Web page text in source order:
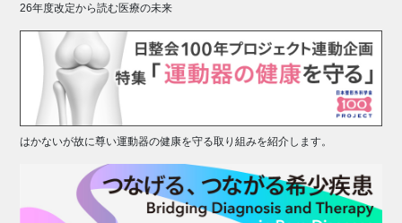
26年度改定から読む医療の未来
はかないが故に尊い運動器の健康を守る取り組みを紹介します。